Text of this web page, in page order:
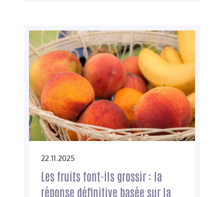
22.11.2025
Les fruits font-ils grossir : la
réponse définitive basée sur la